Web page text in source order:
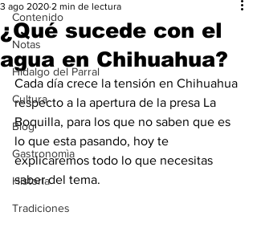
Contenido
Notas
Hidalgo del Parral
Cultura
Blog
Gastronomìa
Historia
Tradiciones
¿Qué sucede con el
agua en Chihuahua?
3 ago 2020 2 min de lectura
Cada día crece la tensión en Chihuahua
respecto a la apertura de la presa La
Boquilla, para los que no saben que es
lo que esta pasando, hoy te
explicaremos todo lo que necesitas
saber del tema.